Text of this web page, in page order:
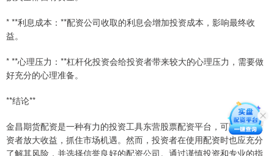
* **利息成本：**配资公司收取的利息会增加投资成本，影响最终收
益。
* **心理压力：**杠杆化投资会给投资者带来较大的心理压力，需要做
好充分的心理准备。
**结论**
金昌期货配资是一种有力的投资工具东营股票配资平台，可以帮助投
资者放大收益，抓住市场机遇。然而，投资者在使用配资时也应充分
了解其风险，并选择信誉良好的配资公司。通过谨慎投资和专业的指